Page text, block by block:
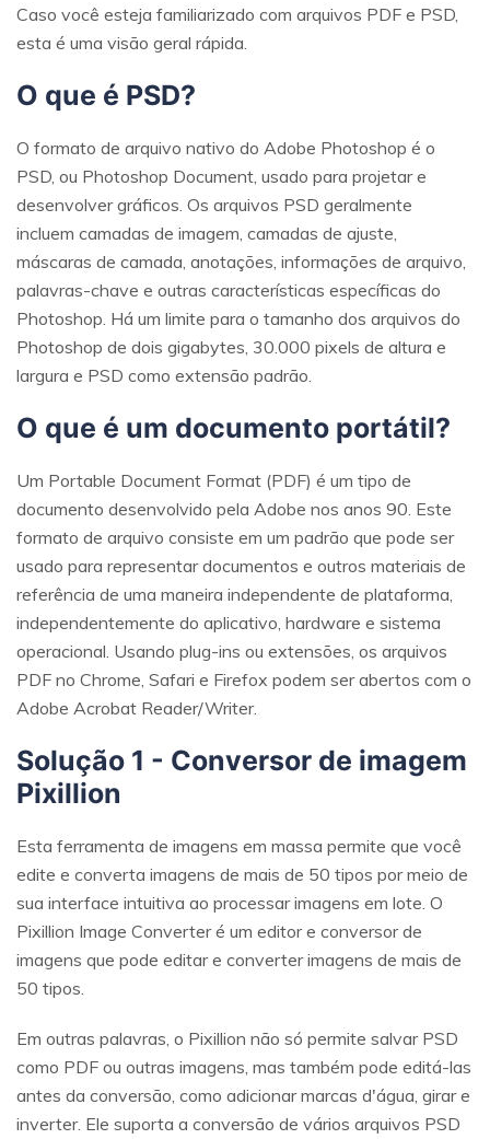
Caso você esteja familiarizado com arquivos PDF e PSD,
esta é uma visão geral rápida.
O que é PSD?
O formato de arquivo nativo do Adobe Photoshop é o
PSD, ou Photoshop Document, usado para projetar e
desenvolver gráficos. Os arquivos PSD geralmente
incluem camadas de imagem, camadas de ajuste,
máscaras de camada, anotações, informações de arquivo,
palavras-chave e outras características específicas do
Photoshop. Há um limite para o tamanho dos arquivos do
Photoshop de dois gigabytes, 30.000 pixels de altura e
largura e PSD como extensão padrão.
O que é um documento portátil?
Um Portable Document Format (PDF) é um tipo de
documento desenvolvido pela Adobe nos anos 90. Este
formato de arquivo consiste em um padrão que pode ser
usado para representar documentos e outros materiais de
referência de uma maneira independente de plataforma,
independentemente do aplicativo, hardware e sistema
operacional. Usando plug-ins ou extensões, os arquivos
PDF no Chrome, Safari e Firefox podem ser abertos com o
Adobe Acrobat Reader/Writer.
Solução 1 - Conversor de imagem
Pixillion
Esta ferramenta de imagens em massa permite que você
edite e converta imagens de mais de 50 tipos por meio de
sua interface intuitiva ao processar imagens em lote. O
Pixillion Image Converter é um editor e conversor de
imagens que pode editar e converter imagens de mais de
50 tipos.
Em outras palavras, o Pixillion não só permite salvar PSD
como PDF ou outras imagens, mas também pode editá-las
antes da conversão, como adicionar marcas d'água, girar e
inverter. Ele suporta a conversão de vários arquivos PSD